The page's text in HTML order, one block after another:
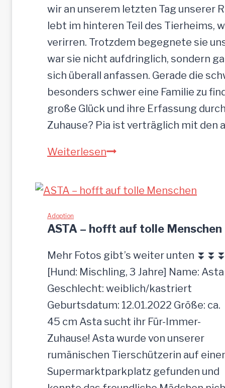
l
a
s
s
e
n
wir an unserem letzten Tag unserer
lebt im hinteren Teil des Tierheims,
verirren. Trotzdem begegnete sie
war sie nicht aufdringlich, sondern
sich überall anfassen. Gerade die
besonders schwer eine Familie zu
große Glück und ihre Erfassung
Zuhause? Pia ist verträglich mit den
WeiterlesenP
u
t
r
a
u
l
i
c
h
e
Adoption
ASTA – hofft auf tolle Menschen
Mehr Fotos gibt’s weiter unten
[Hund: Mischling, 3 Jahre] Name: Asta
Geschlecht: weiblich/kastriert
Geburtsdatum: 12.01.2022 Größe: ca.
45 cm Asta sucht ihr Für-Immer-
Zuhause! Asta wurde von unserer
rumänischen Tierschützerin auf
Supermarktparkplatz gefunden und